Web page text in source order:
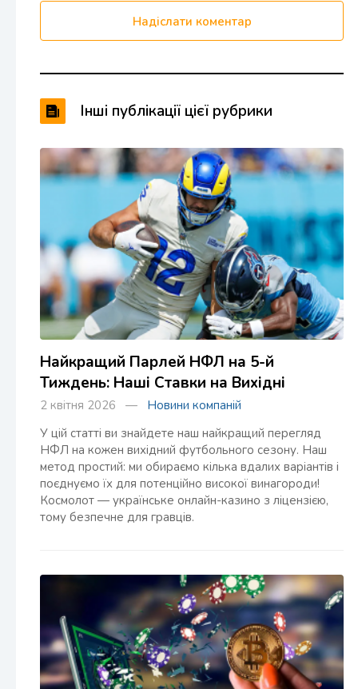
Надіслати коментар
Інші публікації цієї рубрики
Найкращий Парлей НФЛ на 5-й
Тиждень: Наші Ставки на Вихідні
2 квітня 2026 — Новини компаній
У цій статті ви знайдете наш найкращий перегляд
НФЛ на кожен вихідний футбольного сезону. Наш
метод простий: ми обираємо кілька вдалих варіантів і
поєднуємо їх для потенційно високої винагороди!
Космолот — українське онлайн-казино з ліцензією,
тому безпечне для гравців.